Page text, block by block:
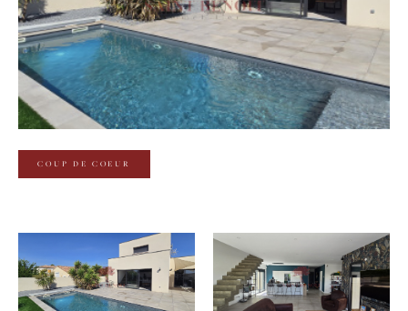
COUP DE COEUR
Budget
Surface
Surface
Pièces
Référence
AFFINER LES CRITÈRES
TERRASSE PARKING PISCINE